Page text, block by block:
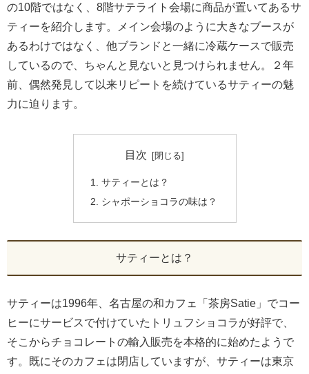
の10階ではなく、8階サテライト会場に商品が置いてあるサ
ティーを紹介します。メイン会場のように大きなブースが
あるわけではなく、他ブランドと一緒に冷蔵ケースで販売
しているので、ちゃんと見ないと見つけられません。２年
前、偶然発見して以来リピートを続けているサティーの魅
力に迫ります。
目次
サティーとは？
シャポーショコラの味は？
サティーとは？
サティーは1996年、名古屋の和カフェ「茶房Satie」でコー
ヒーにサービスで付けていたトリュフショコラが好評で、
そこからチョコレートの輸入販売を本格的に始めたようで
す。既にそのカフェは閉店していますが、サティーは東京